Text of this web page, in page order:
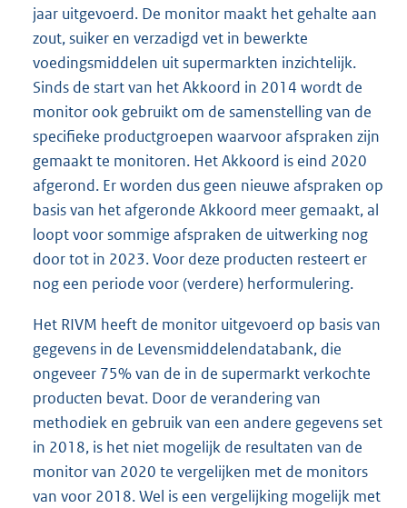
jaar uitgevoerd. De monitor maakt het gehalte aan
zout, suiker en verzadigd vet in bewerkte
voedingsmiddelen uit supermarkten inzichtelijk.
Sinds de start van het Akkoord in 2014 wordt de
monitor ook gebruikt om de samenstelling van de
specifieke productgroepen waarvoor afspraken zijn
gemaakt te monitoren. Het Akkoord is eind 2020
afgerond. Er worden dus geen nieuwe afspraken op
basis van het afgeronde Akkoord meer gemaakt, al
loopt voor sommige afspraken de uitwerking nog
door tot in 2023. Voor deze producten resteert er
nog een periode voor (verdere) herformulering.
Het RIVM heeft de monitor uitgevoerd op basis van
gegevens in de Levensmiddelendatabank, die
ongeveer 75% van de in de supermarkt verkochte
producten bevat. Door de verandering van
methodiek en gebruik van een andere gegevens set
in 2018, is het niet mogelijk de resultaten van de
monitor van 2020 te vergelijken met de monitors
van voor 2018. Wel is een vergelijking mogelijk met